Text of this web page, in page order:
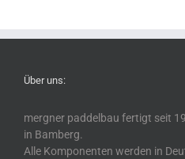
Über uns:
mergner paddelbau fertigt seit
in Bamberg.
Alle Komponenten werden in